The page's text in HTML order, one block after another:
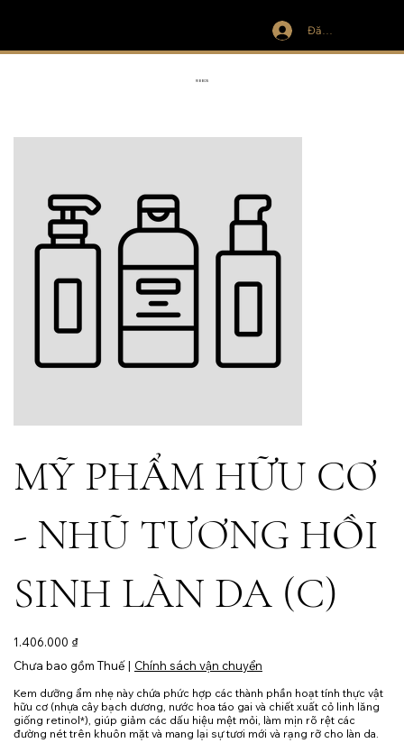
Đăng nhập
RIBBON
MỸ PHẨM HỮU CƠ
- NHŨ TƯƠNG HỒI
SINH LÀN DA (C)
Giá
1.406.000 ₫
Chưa bao gồm Thuế | Chính sách vận chuyển
Kem dưỡng ẩm nhẹ này chứa phức hợp các thành phần hoạt tính thực vật
hữu cơ (nhựa cây bạch dương, nước hoa táo gai và chiết xuất cỏ linh lăng
giống retinol*), giúp giảm các dấu hiệu mệt mỏi, làm mịn rõ rệt các
đường nét trên khuôn mặt và mang lại sự tươi mới và rạng rỡ cho làn da.